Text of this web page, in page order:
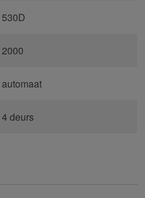
530D
2000
automaat
4 deurs